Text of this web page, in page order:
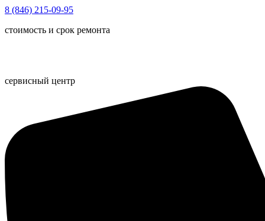
Перейти
содержимому
8 (846) 215-09-95
стоимость и срок ремонта
сервисный центр